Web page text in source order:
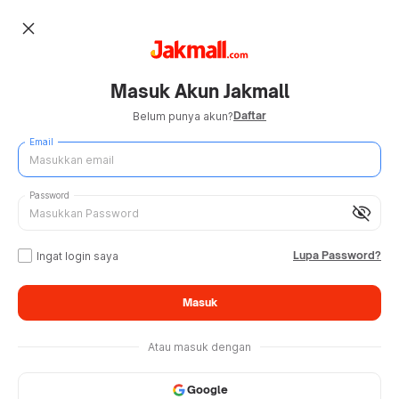
close
Masuk Akun Jakmall
Belum punya akun?Daftar
Email
visibility_off
Password
Ingat login saya Lupa Password?
Masuk
Atau masuk dengan
Google